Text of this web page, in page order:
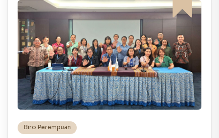
Biro Perempuan